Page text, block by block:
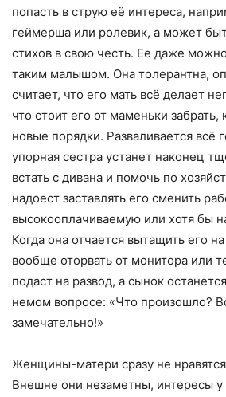
попасть в струю её интереса,
геймерша или ролевик, а может
стихов в свою честь. Ее даже
таким малышом. Она толерантна,
считает, что его мать всё делает
что стоит его от маменьки забрать,
новые порядки. Разваливается всё
упорная сестра устанет наконец
встать с дивана и помочь по
надоест заставлять его сменить
высокооплачиваемую или хотя бы
Когда она отчается вытащить его
вообще оторвать от монитора или
подаст на развод, а сынок
немом вопросе: «Что произошло?
замечательно!»
Женщины-матери сразу не
Внешне они незаметны, интересы у